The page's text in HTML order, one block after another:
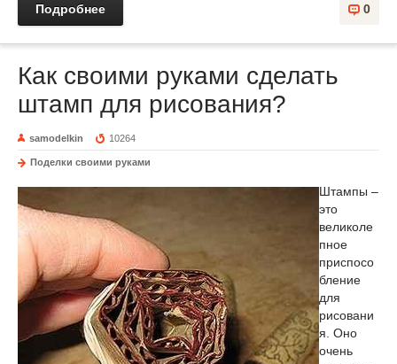
0
Подробнее
Как своими руками сделать
штамп для рисования?
samodelkin 10264
Поделки своими руками
Штампы –
это
великоле
пное
приспосо
бление
для
рисовани
я. Оно
очень